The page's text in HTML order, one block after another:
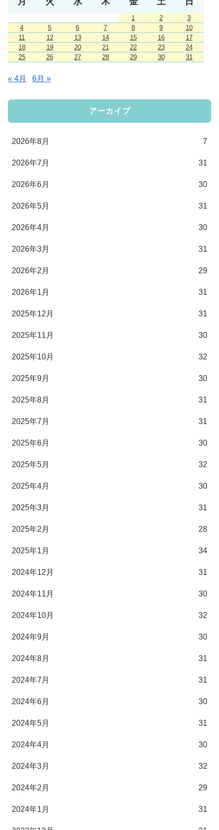
1 2
3
4
5 6 7 8 9
10
11
12 13 14 15 16
17
18
19 20 21 22 23
24
25
26 27 28 29 30 31
« 4月 6月 »
アーカイブ
2026年8月 7
2026年7月 31
2026年6月 30
2026年5月 31
2026年4月 30
2026年3月 31
2026年2月 29
2026年1月 31
2025年12月 31
2025年11月 30
2025年10月 32
2025年9月 30
2025年8月 31
2025年7月 31
2025年6月 30
2025年5月 32
2025年4月 30
2025年3月 31
2025年2月 28
2025年1月 34
2024年12月 31
2024年11月 30
2024年10月 32
2024年9月 30
2024年8月 31
2024年7月 31
2024年6月 30
2024年5月 31
2024年4月 30
2024年3月 32
2024年2月 29
2024年1月 31